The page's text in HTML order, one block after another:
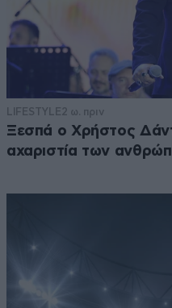
LIFESTYLE 2 ω. πριν
Ξεσπά ο Χρήστος
αχαριστία των